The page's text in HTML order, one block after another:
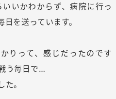
いかわからず、病院に行っ
を送っています。
りって、感じだったのです
う毎日で…
。